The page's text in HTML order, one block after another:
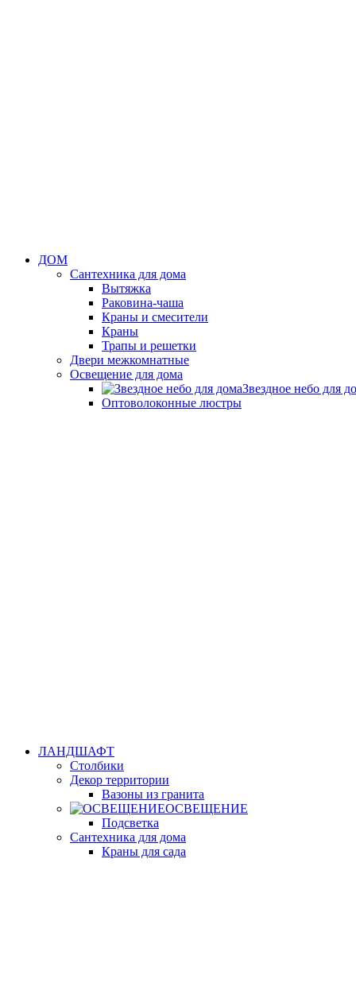
ДОМ
Сантехника для дома
Вытяжка
Раковина-чаша
Краны и смесители
Краны
Трапы и решетки
Двери межкомнатные
Освещение для дома
Звездное небо для
Оптоволоконные люстры
ЛАНДШАФТ
Столбики
Декор территории
Вазоны из гранита
ОСВЕЩЕНИЕ
Подсветка
Сантехника для дома
Краны для сада